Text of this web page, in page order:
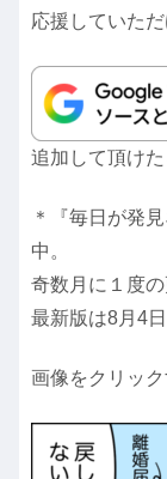
応援していた
追加して頂けた
＊『毎日が発
中。
奇数月に１度の
最新版は8月4
画像をクリッ